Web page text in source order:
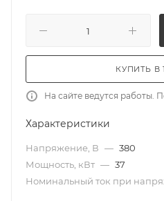
КУПИТЬ В
На сайте ведутся работы.
Характеристики
Напряжение, В — 380
Мощность, кВт — 37
Номинальный ток при